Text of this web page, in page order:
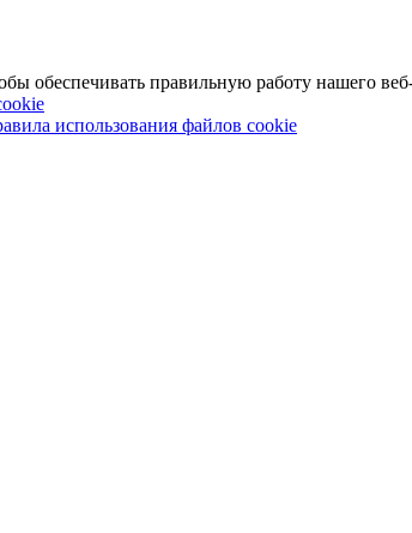
обеспечивать правильную работу нашего
использования файлов cookie